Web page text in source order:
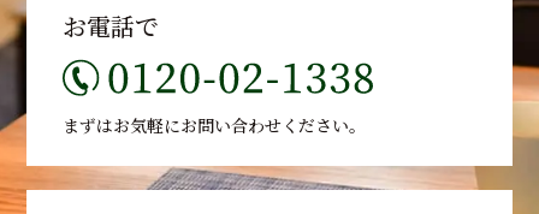
お電話で
まずはお気軽にお問い合わせください。